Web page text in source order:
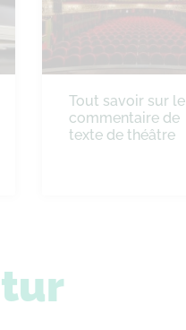
Tout savoir sur le
commentaire de
texte de théâtre